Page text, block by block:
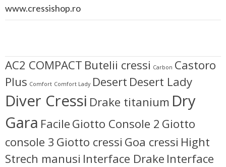
www.cressishop.ro
AC2 COMPACT Butelii cressi Carbon Castoro
Plus Comfort Comfort Lady Desert Desert Lady
Diver Cressi Drake titanium Dry
Gara FacileGiotto Console 2 Giotto
console 3 Giotto cressi Goa cressi Hight
Strech manusi Interface Drake Interface